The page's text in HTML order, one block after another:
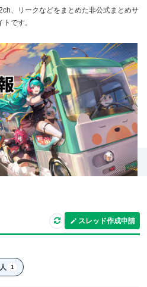
、リークなどをまとめた非公式まとめサ
トです。
スレッド作成申請
1